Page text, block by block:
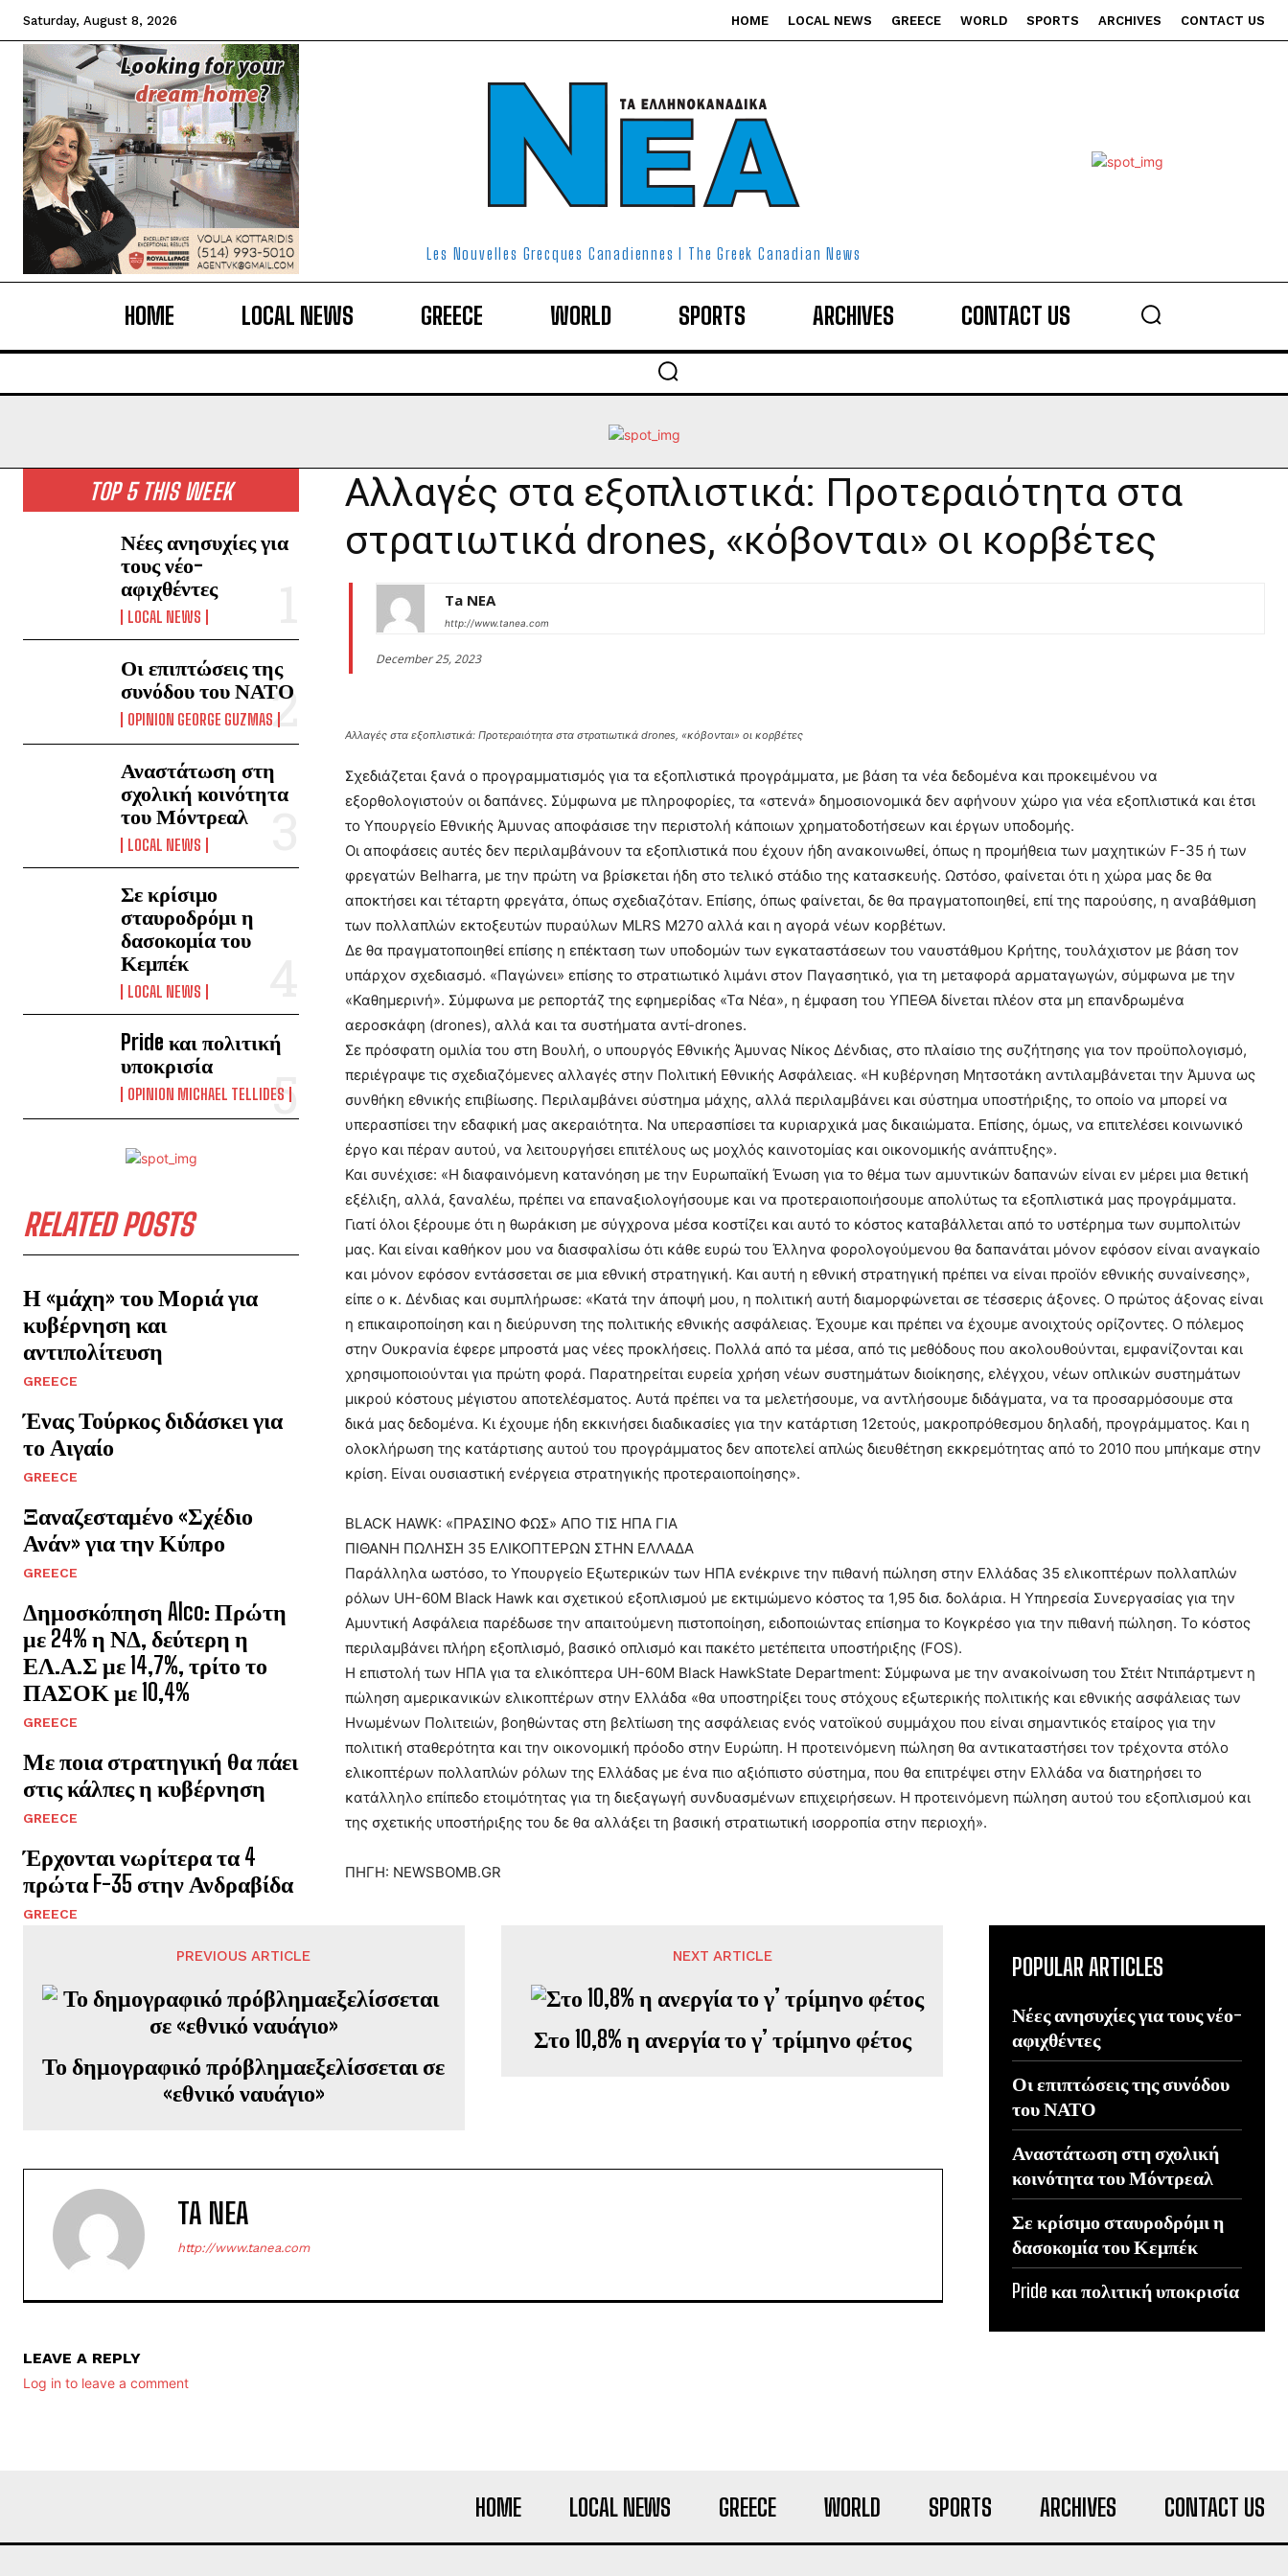
Saturday, August 8, 2026 HOME LOCAL NEWS GREECE WORLD SPORTS ARCHIVES CONTACT US
Les Nouvelles Grecques Canadiennes I The Greek Canadian News
HOME LOCAL NEWS GREECE WORLD SPORTS ARCHIVES CONTACT US
TOP 5 THIS WEEK
Νέες ανησυχίες για
τους νέο-
αφιχθέντες
LOCAL NEWS
Οι επιπτώσεις της
συνόδου του ΝΑΤΟ
OPINION GEORGE GUZMAS
Αναστάτωση στη
σχολική κοινότητα
του Μόντρεαλ
LOCAL NEWS
Σε κρίσιμο
σταυροδρόμι η
δασοκομία του
Κεμπέκ
LOCAL NEWS
Pride και πολιτική
υποκρισία
OPINION MICHAEL TELLIDES
RELATED POSTS
Η «μάχη» του Μοριά για
κυβέρνηση και
αντιπολίτευση
GREECE
Ένας Τούρκος διδάσκει για
το Αιγαίο
GREECE
Ξαναζεσταμένο «Σχέδιο
Ανάν» για την Κύπρο
GREECE
Δημοσκόπηση Alco: Πρώτη
με 24% η ΝΔ, δεύτερη η
ΕΛ.Α.Σ με 14,7%, τρίτο το
ΠΑΣΟΚ με 10,4%
GREECE
Με ποια στρατηγική θα πάει
στις κάλπες η κυβέρνηση
GREECE
Έρχονται νωρίτερα τα 4
πρώτα F-35 στην Ανδραβίδα
GREECE
Αλλαγές στα εξοπλιστικά: Προτεραιότητα στα
στρατιωτικά drones, «κόβονται» οι κορβέτες
Ta NEA
http://www.tanea.com
December 25, 2023
Αλλαγές στα εξοπλιστικά: Προτεραιότητα στα στρατιωτικά drones, «κόβονται» οι κορβέτες
Σχεδιάζεται ξανά ο προγραμματισμός για τα εξοπλιστικά προγράμματα, με βάση τα νέα δεδομένα και προκειμένου να
εξορθολογιστούν οι δαπάνες. Σύμφωνα με πληροφορίες, τα «στενά» δημοσιονομικά δεν αφήνουν χώρο για νέα εξοπλιστικά και έτσι
το Υπουργείο Εθνικής Άμυνας αποφάσισε την περιστολή κάποιων χρηματοδοτήσεων και έργων υποδομής.
Οι αποφάσεις αυτές δεν περιλαμβάνουν τα εξοπλιστικά που έχουν ήδη ανακοινωθεί, όπως η προμήθεια των μαχητικών F-35 ή των
φρεγατών Belharra, με την πρώτη να βρίσκεται ήδη στο τελικό στάδιο της κατασκευής. Ωστόσο, φαίνεται ότι η χώρα μας δε θα
αποκτήσει και τέταρτη φρεγάτα, όπως σχεδιαζόταν. Επίσης, όπως φαίνεται, δε θα πραγματοποιηθεί, επί της παρούσης, η αναβάθμιση
των πολλαπλών εκτοξευτών πυραύλων MLRS M270 αλλά και η αγορά νέων κορβέτων.
Δε θα πραγματοποιηθεί επίσης η επέκταση των υποδομών των εγκαταστάσεων του ναυστάθμου Κρήτης, τουλάχιστον με βάση τον
υπάρχον σχεδιασμό. «Παγώνει» επίσης το στρατιωτικό λιμάνι στον Παγασητικό, για τη μεταφορά αρματαγωγών, σύμφωνα με την
«Καθημερινή». Σύμφωνα με ρεπορτάζ της εφημερίδας «Τα Νέα», η έμφαση του ΥΠΕΘΑ δίνεται πλέον στα μη επανδρωμένα
αεροσκάφη (drones), αλλά και τα συστήματα αντί-drones.
Σε πρόσφατη ομιλία του στη Βουλή, ο υπουργός Εθνικής Άμυνας Νίκος Δένδιας, στο πλαίσιο της συζήτησης για τον προϋπολογισμό,
περιέγραψε τις σχεδιαζόμενες αλλαγές στην Πολιτική Εθνικής Ασφάλειας. «Η κυβέρνηση Μητσοτάκη αντιλαμβάνεται την Άμυνα ως
συνθήκη εθνικής επιβίωσης. Περιλαμβάνει σύστημα μάχης, αλλά περιλαμβάνει και σύστημα υποστήριξης, το οποίο να μπορεί να
υπερασπίσει την εδαφική μας ακεραιότητα. Να υπερασπίσει τα κυριαρχικά μας δικαιώματα. Επίσης, όμως, να επιτελέσει κοινωνικό
έργο και πέραν αυτού, να λειτουργήσει επιτέλους ως μοχλός καινοτομίας και οικονομικής ανάπτυξης».
Και συνέχισε: «Η διαφαινόμενη κατανόηση με την Ευρωπαϊκή Ένωση για το θέμα των αμυντικών δαπανών είναι εν μέρει μια θετική
εξέλιξη, αλλά, ξαναλέω, πρέπει να επαναξιολογήσουμε και να προτεραιοποιήσουμε απολύτως τα εξοπλιστικά μας προγράμματα.
Γιατί όλοι ξέρουμε ότι η θωράκιση με σύγχρονα μέσα κοστίζει και αυτό το κόστος καταβάλλεται από το υστέρημα των συμπολιτών
μας. Και είναι καθήκον μου να διασφαλίσω ότι κάθε ευρώ του Έλληνα φορολογούμενου θα δαπανάται μόνον εφόσον είναι αναγκαίο
και μόνον εφόσον εντάσσεται σε μια εθνική στρατηγική. Και αυτή η εθνική στρατηγική πρέπει να είναι προϊόν εθνικής συναίνεσης»,
είπε ο κ. Δένδιας και συμπλήρωσε: «Κατά την άποψή μου, η πολιτική αυτή διαμορφώνεται σε τέσσερις άξονες. Ο πρώτος άξονας είναι
η επικαιροποίηση και η διεύρυνση της πολιτικής εθνικής ασφάλειας. Έχουμε και πρέπει να έχουμε ανοιχτούς ορίζοντες. Ο πόλεμος
στην Ουκρανία έφερε μπροστά μας νέες προκλήσεις. Πολλά από τα μέσα, από τις μεθόδους που ακολουθούνται, εμφανίζονται και
χρησιμοποιούνται για πρώτη φορά. Παρατηρείται ευρεία χρήση νέων συστημάτων διοίκησης, ελέγχου, νέων οπλικών συστημάτων
μικρού κόστους μέγιστου αποτελέσματος. Αυτά πρέπει να τα μελετήσουμε, να αντλήσουμε διδάγματα, να τα προσαρμόσουμε στα
δικά μας δεδομένα. Κι έχουμε ήδη εκκινήσει διαδικασίες για την κατάρτιση 12ετούς, μακροπρόθεσμου δηλαδή, προγράμματος. Και η
ολοκλήρωση της κατάρτισης αυτού του προγράμματος δεν αποτελεί απλώς διευθέτηση εκκρεμότητας από το 2010 που μπήκαμε στην
κρίση. Είναι ουσιαστική ενέργεια στρατηγικής προτεραιοποίησης».
BLACK HAWK: «ΠΡΑΣΙΝΟ ΦΩΣ» ΑΠΟ ΤΙΣ ΗΠΑ ΓΙΑ
ΠΙΘΑΝΗ ΠΩΛΗΣΗ 35 ΕΛΙΚΟΠΤΕΡΩΝ ΣΤΗΝ ΕΛΛΑΔΑ
Παράλληλα ωστόσο, το Υπουργείο Εξωτερικών των ΗΠΑ ενέκρινε την πιθανή πώληση στην Ελλάδας 35 ελικοπτέρων πολλαπλών
ρόλων UH-60M Black Hawk και σχετικού εξοπλισμού με εκτιμώμενο κόστος τα 1,95 δισ. δολάρια. Η Υπηρεσία Συνεργασίας για την
Αμυντική Ασφάλεια παρέδωσε την απαιτούμενη πιστοποίηση, ειδοποιώντας επίσημα το Κογκρέσο για την πιθανή πώληση. Το κόστος
περιλαμβάνει πλήρη εξοπλισμό, βασικό οπλισμό και πακέτο μετέπειτα υποστήριξης (FOS).
Η επιστολή των ΗΠΑ για τα ελικόπτερα UH-60M Black HawkState Department: Σύμφωνα με την ανακοίνωση του Στέιτ Ντιπάρτμεντ η
πώληση αμερικανικών ελικοπτέρων στην Ελλάδα «θα υποστηρίξει τους στόχους εξωτερικής πολιτικής και εθνικής ασφάλειας των
Ηνωμένων Πολιτειών, βοηθώντας στη βελτίωση της ασφάλειας ενός νατοϊκού συμμάχου που είναι σημαντικός εταίρος για την
πολιτική σταθερότητα και την οικονομική πρόοδο στην Ευρώπη. Η προτεινόμενη πώληση θα αντικαταστήσει τον τρέχοντα στόλο
ελικοπτέρων πολλαπλών ρόλων της Ελλάδας με ένα πιο αξιόπιστο σύστημα, που θα επιτρέψει στην Ελλάδα να διατηρήσει το
κατάλληλο επίπεδο ετοιμότητας για τη διεξαγωγή συνδυασμένων επιχειρήσεων. Η προτεινόμενη πώληση αυτού του εξοπλισμού και
της σχετικής υποστήριξης του δε θα αλλάξει τη βασική στρατιωτική ισορροπία στην περιοχή».
ΠΗΓΗ: NEWSBOMB.GR
PREVIOUS ARTICLE
Το δημογραφικό πρόβλημαεξελίσσεται σε
«εθνικό ναυάγιο»
NEXT ARTICLE
Στο 10,8% η ανεργία το γ’ τρίμηνο φέτος
TA NEA
http://www.tanea.com
LEAVE A REPLY
Log in to leave a comment
POPULAR ARTICLES
Νέες ανησυχίες για τους νέο-
αφιχθέντες
Οι επιπτώσεις της συνόδου
του ΝΑΤΟ
Αναστάτωση στη σχολική
κοινότητα του Μόντρεαλ
Σε κρίσιμο σταυροδρόμι η
δασοκομία του Κεμπέκ
Pride και πολιτική υποκρισία
HOME LOCAL NEWS GREECE WORLD SPORTS ARCHIVES CONTACT US